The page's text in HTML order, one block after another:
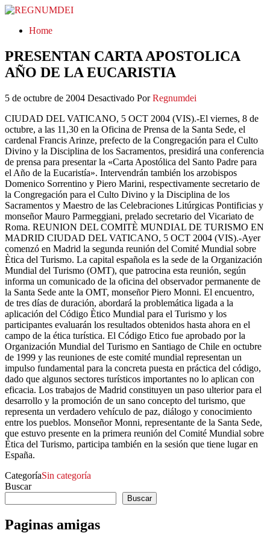
REGNUMDEI
Home
PRESENTAN CARTA APOSTOLICA
AÑO DE LA EUCARISTIA
5 de octubre de 2004 Desactivado Por Regnumdei
CIUDAD DEL VATICANO, 5 OCT 2004 (VIS).-El viernes, 8 de
octubre, a las 11,30 en la Oficina de Prensa de la Santa Sede, el
cardenal Francis Arinze, prefecto de la Congregación para el Culto
Divino y la Disciplina de los Sacramentos, presidirá una conferencia
de prensa para presentar la «Carta Apostólica del Santo Padre para
el Año de la Eucaristía». Intervendrán también los arzobispos
Domenico Sorrentino y Piero Marini, respectivamente secretario de
la Congregación para el Culto Divino y la Disciplina de los
Sacramentos y Maestro de las Celebraciones Litúrgicas Pontificias y
monseñor Mauro Parmeggiani, prelado secretario del Vicariato de
Roma. REUNION DEL COMITÈ MUNDIAL DE TURISMO EN
MADRID CIUDAD DEL VATICANO, 5 OCT 2004 (VIS).-Ayer
comenzó en Madrid la segunda reunión del Comité Mundial sobre
Ètica del Turismo. La capital española es la sede de la Organización
Mundial del Turismo (OMT), que patrocina esta reunión, según
informa un comunicado de la oficina del observador permanente de
la Santa Sede ante la OMT, monseñor Piero Monni. El encuentro,
de tres días de duración, abordará la problemática ligada a la
aplicación del Código Ètico Mundial para el Turismo y los
participantes evaluarán los resultados obtenidos hasta ahora en el
campo de la ética turística. El Código Etico fue aprobado por la
Organización Mundial del Turismo en Santiago de Chile en octubre
de 1999 y las reuniones de este comité mundial representan un
impulso fundamental para la concreta puesta en práctica del código,
dado que algunos sectores turísticos importantes no lo aplican con
eficacia. Los trabajos de Madrid constituyen un paso ulterior para el
desarrollo y la promoción de un sano concepto del turismo, que
representa un verdadero vehículo de paz, diálogo y conocimiento
entre los pueblos. Monseñor Monni, representante de la Santa Sede,
que estuvo presente en la primera reunión del Comité Mundial sobre
Ètica del Turismo, participa también en la sesión que tiene lugar en
España.
CategoríaSin categoría
Buscar
Buscar
Paginas amigas